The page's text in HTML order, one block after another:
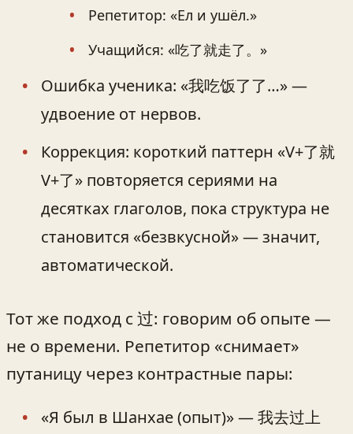
Репетитор: «Ел и ушёл.»
Учащийся: «吃了就走了。»
Ошибка ученика: «我吃饭了了…» —
удвоение от нервов.
Коррекция: короткий паттерн «V+了就
V+了» повторяется сериями на
десятках глаголов, пока структура не
становится «безвкусной» — значит,
автоматической.
Тот же подход с 过: говорим об опыте —
не о времени. Репетитор «снимает»
путаницу через контрастные пары:
«Я был в Шанхае (опыт)» — 我去过上